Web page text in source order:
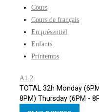
Cours
Cours de français
En présentiel
Enfants
Printemps
A1.2
TOTAL 32h Monday
8PM) Thursday (6PM -